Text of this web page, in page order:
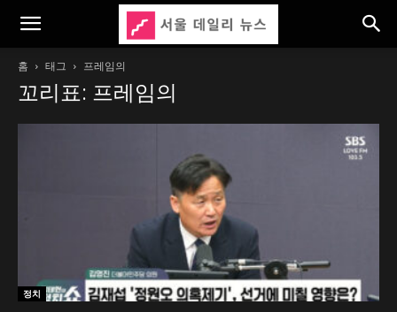
홈 태그 프레임의
꼬리표: 프레임의
정치